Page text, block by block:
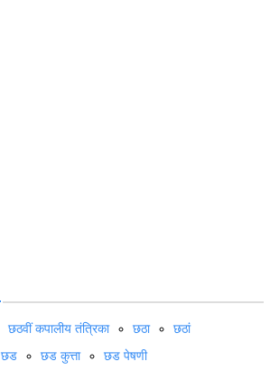
छठवीं कपालीय तंत्रिका छठा
छठां
छड छड कुत्ता छड पेषणी